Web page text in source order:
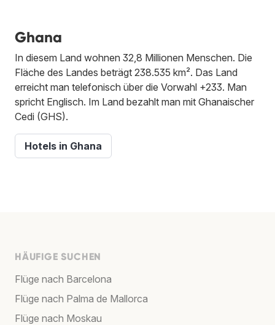
Ghana
In diesem Land wohnen 32,8 Millionen Menschen. Die
Fläche des Landes beträgt 238.535 km². Das Land
erreicht man telefonisch über die Vorwahl +233. Man
spricht Englisch. Im Land bezahlt man mit Ghanaischer
Cedi (GHS).
Hotels in Ghana
HÄUFIGE SUCHEN
Flüge nach Barcelona
Flüge nach Palma de Mallorca
Flüge nach Moskau